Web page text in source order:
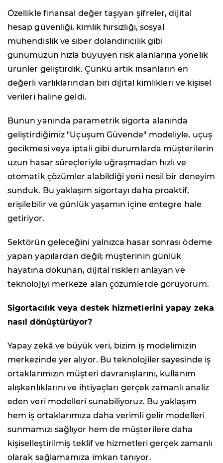
Özellikle finansal değer taşıyan şifreler, dijital
hesap güvenliği, kimlik hırsızlığı, sosyal
mühendislik ve siber dolandırıcılık gibi
günümüzün hızla büyüyen risk alanlarına yönelik
ürünler geliştirdik. Çünkü artık insanların en
değerli varlıklarından biri dijital kimlikleri ve kişisel
verileri haline geldi.
Bunun yanında parametrik sigorta alanında
geliştirdiğimiz "Uçuşum Güvende" modeliyle, uçuş
gecikmesi veya iptali gibi durumlarda müşterilerin
uzun hasar süreçleriyle uğraşmadan hızlı ve
otomatik çözümler alabildiği yeni nesil bir deneyim
sunduk. Bu yaklaşım sigortayı daha proaktif,
erişilebilir ve günlük yaşamın içine entegre hale
getiriyor.
Sektörün geleceğini yalnızca hasar sonrası ödeme
yapan yapılardan değil; müşterinin günlük
hayatına dokunan, dijital riskleri anlayan ve
teknolojiyi merkeze alan çözümlerde görüyorum.
Sigortacılık veya destek hizmetlerini yapay zeka
nasıl dönüştürüyor?
Yapay zekâ ve büyük veri, bizim iş modelimizin
merkezinde yer alıyor. Bu teknolojiler sayesinde iş
ortaklarımızın müşteri davranışlarını, kullanım
alışkanlıklarını ve ihtiyaçları gerçek zamanlı analiz
eden veri modelleri sunabiliyoruz. Bu yaklaşım
hem iş ortaklarımıza daha verimli gelir modelleri
sunmamızı sağlıyor hem de müşterilere daha
kişiselleştirilmiş teklif ve hizmetleri gerçek zamanlı
olarak sağlamamıza imkan tanıyor.